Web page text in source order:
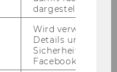
http://www.wu-​
Be­wer­ber um
dargestellt
Wird verwendet,
Details und
Facebook-Kontos